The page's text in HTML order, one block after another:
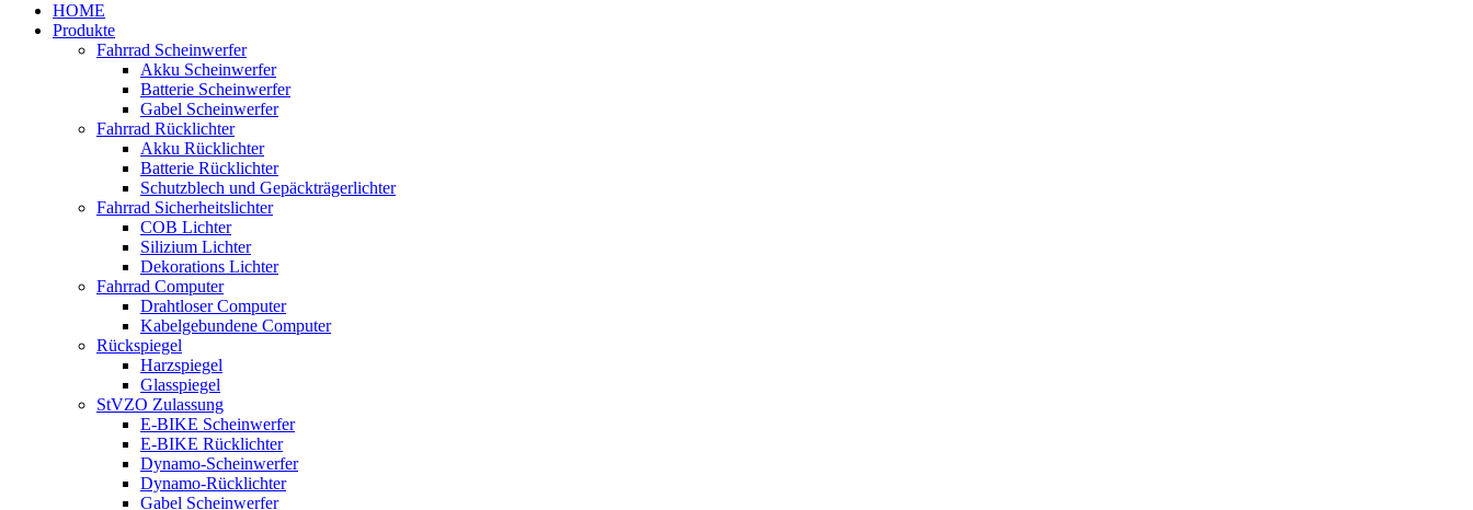
HOME
Produkte
Fahrrad Scheinwerfer
Akku Scheinwerfer
Batterie Scheinwerfer
Gabel Scheinwerfer
Fahrrad Rücklichter
Akku Rücklichter
Batterie Rücklichter
Schutzblech und Gepäckträgerlichter
Fahrrad Sicherheitslichter
COB Lichter
Silizium Lichter
Dekorations Lichter
Fahrrad Computer
Drahtloser Computer
Kabelgebundene Computer
Rückspiegel
Harzspiegel
Glasspiegel
StVZO Zulassung
E-BIKE Scheinwerfer
E-BIKE Rücklichter
Dynamo-Scheinwerfer
Dynamo-Rücklichter
Gabel Scheinwerfer